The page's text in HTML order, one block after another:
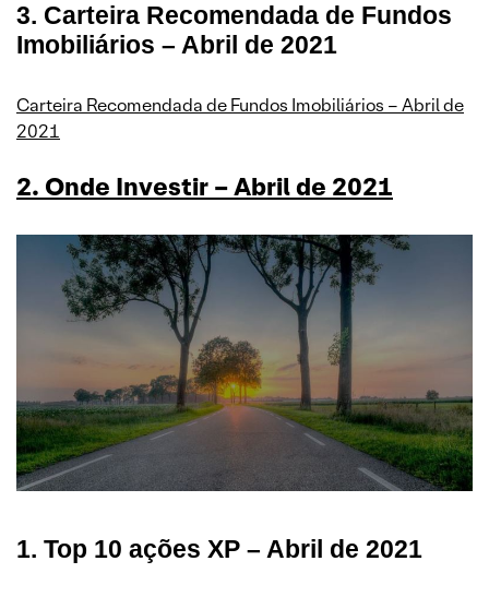
3. Carteira Recomendada de Fundos
Imobiliários – Abril de 2021
Carteira Recomendada de Fundos Imobiliários – Abril de
2021
2. Onde Investir – Abril de 2021
1. Top 10 ações XP – Abril de 2021